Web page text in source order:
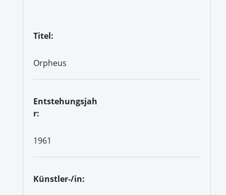
Titel:
Orpheus
Entstehungsjah
r:
1961
Künstler-/in: